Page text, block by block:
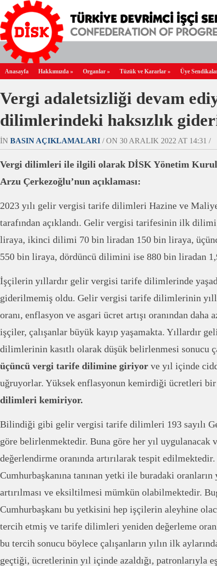
Anasayfa Hakkımızda » Organlar » Tüzük ve Kararlar » Üye
Vergi adaletsizliği devam
dilimlerindeki haksızlık
IN BASIN AÇIKLAMALARI / ON 30 ARALIK 2022 AT 14:31 /
Vergi dilimleri ile ilgili olarak DİSK Yönetim
Arzu Çerkezoğlu’nun açıklaması:
2023 yılı gelir vergisi tarife dilimleri Hazine ve
tarafından açıklandı. Gelir vergisi tarifesinin ilk
liraya, ikinci dilimi 70 bin liradan 150 bin liraya,
550 bin liraya, dördüncü dilimini ise 880 bin liradan
İşçilerin yıllardır gelir vergisi tarife dilimlerinde
giderilmemiş oldu. Gelir vergisi tarife dilimlerinin
oranı, enflasyon ve asgari ücret artışı oranından daha
işçiler, çalışanlar büyük kayıp yaşamakta. Yıllardır
dilimlerinin kasıtlı olarak düşük belirlenmesi sonucu
üçüncü vergi tarife dilimine giriyor ve yıl içinde
uğruyorlar. Yüksek enflasyonun kemirdiği ücretleri
dilimleri kemiriyor.
Bilindiği gibi gelir vergisi tarife dilimleri 193 sayılı
göre belirlenmektedir. Buna göre her yıl
değerlendirme oranında artırılarak tespit edilmektedir.
Cumhurbaşkanına tanınan yetki ile buradaki oranların
artırılması ve eksiltilmesi mümkün olabilmektedir.
Cumhurbaşkanı bu yetkisini hep işçilerin aleyhine
tercih etmiş ve tarife dilimleri yeniden değerleme
bu tercih sonucu böylece çalışanların yılın ilk
geçtiği, ücretlerinin yıl içinde azaldığı, patronlarıyla